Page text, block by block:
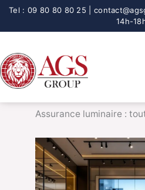
Aller
Assurance luminaire :